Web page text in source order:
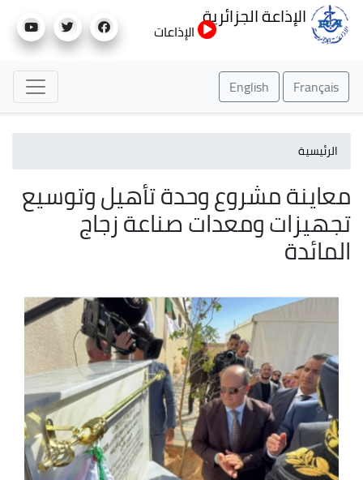
إلى
الإذاعة الجزائرية
الإذاعات
Français
English
الرئيسية
معاينة مشروع وحدة تأهيل وتوسيع
تجهيزات ومعدات صناعة زجاج
المائدة